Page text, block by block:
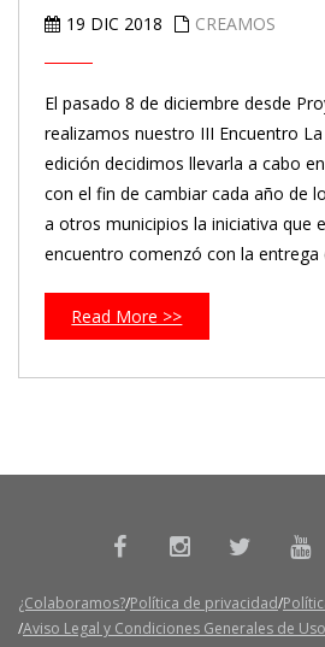
19 DIC 2018 CREAMOS
El pasado 8 de diciembre desde
realizamos nuestro III Encuentro La
edición decidimos llevarla a cabo
con el fin de cambiar cada año de
a otros municipios la iniciativa que
encuentro comenzó con la entrega
Read More >>
¿Colaboramos? Política de privacidad
Aviso Legal y Condiciones Generales de Uso